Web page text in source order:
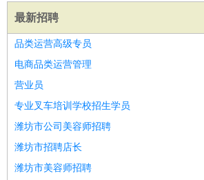
最新招聘
品类运营高级专员
电商品类运营管理
营业员
专业叉车培训学校招生学员
潍坊市公司美容师招聘
潍坊市招聘店长
潍坊市美容师招聘